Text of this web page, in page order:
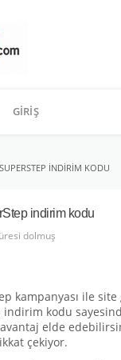
GIRIŞ
INDIRIM KODU
indirim kodu
dolmuş
kampanyası ile
kodu
elde
çekiyor.